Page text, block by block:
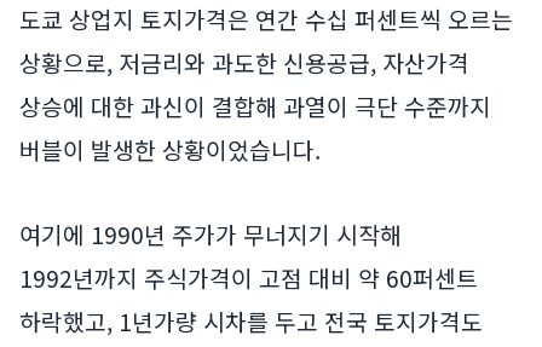
도쿄 상업지 토지가격은 연간 수십 퍼센트씩 오르는
상황으로, 저금리와 과도한 신용공급, 자산가격
상승에 대한 과신이 결합해 과열이 극단 수준까지
버블이 발생한 상황이었습니다.
여기에 1990년 주가가 무너지기 시작해
1992년까지 주식가격이 고점 대비 약 60퍼센트
하락했고, 1년가량 시차를 두고 전국 토지가격도